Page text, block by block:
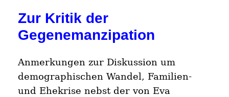
Zur Kritik der
Gegenemanzipation
Anmerkungen zur Diskussion um
demographischen Wandel, Familien-
und Ehekrise nebst der von Eva